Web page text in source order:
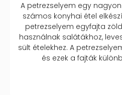
A petrezselyem egy
számos konyhai étel
petrezselyem egyfajta
használnak salátákhoz,
sült ételekhez. A
és ezek a fajták